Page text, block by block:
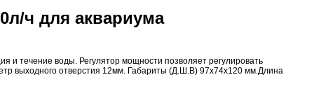
ч для аквариума
и течение воды. Регулятор мощности позволяет регулировать
выходного отверстия 12мм. Габариты (Д.Ш.В) 97х74х120 мм.Длина